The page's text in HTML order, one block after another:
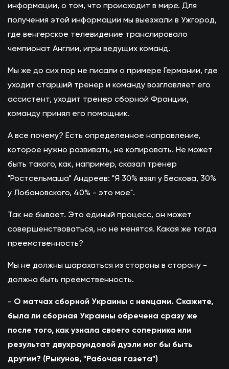
информации, о том, что происходит в мире. Для
получения этой информации мы выезжали в Ужгород,
где венгерское телевидение транслировало
чемпионат Англии, игры ведущих команд.
Мы же до сих пор не писали о примере Германии, где
уходит старший тренер и команду возглавляет его
ассистент, уходит тренер сборной Франции,
команду принял его помощник.
А все почему? Есть определенное направление,
которое нужно развивать, не копировать. Не может
быть такого, как, например, сказал тренер
"Ростсельмаша" Андреев: "Я 30% взял у Бескова, 30%
у Лобановского, 40% - это мое".
Так не бывает. Это единый процесс, он может
совершенствоваться, но не менятся. Какая же тогда
преемственность?
Мы не должны шарахаться из стороны в сторону -
должна быть преемственность.
- О матчах сборной Украины с немцами. Скажите,
была ли сборная Украины обречена сразу же
после того, как узнала своего соперника или
результат двухраундовой дуэли мог бы быть
другим? (Рыкунов, "Рабочая газета")